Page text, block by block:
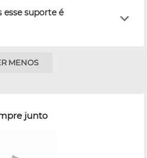
suporte é
MENOS
junto